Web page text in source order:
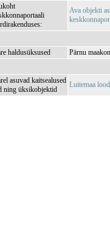
Ava objekti
haldusüksused Pärnu
asuvad kaitsealused
ning üksikobjektid
Luitemaa